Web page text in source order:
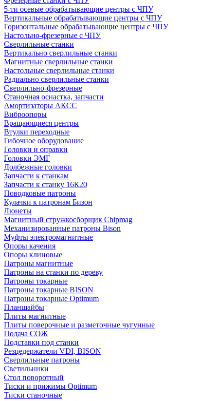
5-ти осевые обрабатывающие центры с ЧПУ
Вертикальные обрабатывающие центры с ЧПУ
Горизонтальные обрабатывающие центры с ЧПУ
Настольно-фрезерные с ЧПУ
Сверлильные станки
Вертикально сверлильные станки
Магнитные сверлильные станки
Настольные сверлильные станки
Радиально сверлильные станки
Сверлильно-фрезерные
Станочная оснастка, запчасти
Амортизаторы АКСС
Виброопоры
Вращающиеся центры
Втулки переходные
Гибочное оборудование
Головки и оправки
Головки ЭМГ
Долбежные головки
Запчасти к станкам
Запчасти к станку 16К20
Поводковые патроны
Кулачки к патронам Бизон
Люнеты
Магнитный стружкосборщик Chipmag
Механизированные патроны Bison
Муфты электромагнитные
Опоры качения
Опоры клиновые
Патроны магнитные
Патроны на станки по дереву
Патроны токарные
Патроны токарные BISON
Патроны токарные Optimum
Планшайбы
Плиты магнитные
Плиты поверочные и разметочные чугунные
Подача СОЖ
Подставки под станки
Резцедержатели VDI, BISON
Сверлильные патроны
Светильники
Стол поворотный
Тиски и прижимы Optimum
Тиски станочные